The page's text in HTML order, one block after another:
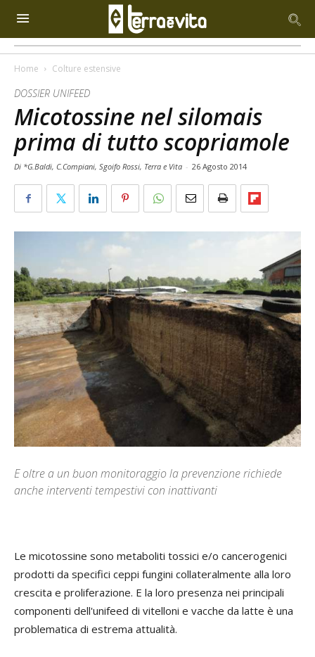
Home Colture estensive
DOSSIER UNIFEED
Micotossine nel silomais
prima di tutto scopriamole
Di *G.Baldi, C.Compiani, Sgoifo Rossi, Terra e Vita - 26 Agosto 2014
E oltre a un buon monitoraggio la prevenzione richiede
anche interventi tempestivi con inattivanti
Le micotossine sono metaboliti tossici e/o cancerogenici
prodotti da specifici ceppi fungini collateralmente alla loro
crescita e proliferazione. E la loro presenza nei principali
componenti dell'unifeed di vitelloni e vacche da latte è una
problematica di estrema attualità.